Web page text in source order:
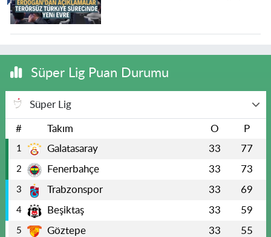
Süper Lig Puan Durumu
Süper Lig
# Takım O P
1 Galatasaray 33 77
2 Fenerbahçe 33 73
3 Trabzonspor 33 69
4 Beşiktaş 33 59
5 Göztepe 33 55